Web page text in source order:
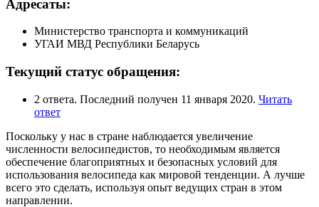
Адресаты:
Министерство транспорта и коммуникаций
УГАИ МВД Республики Беларусь
Текущий статус обращения:
2 ответа. Последний получен 11 января 2020. Читать
ответ
Поскольку у нас в стране наблюдается увеличение
численности велосипедистов, то необходимым является
обеспечение благоприятных и безопасных условий для
использования велосипеда как мировой тенденции. А лучше
всего это сделать, используя опыт ведущих стран в этом
направлении.